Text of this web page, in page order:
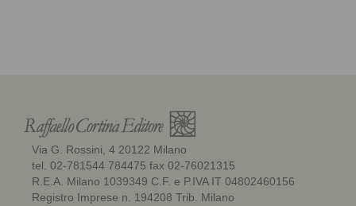
Via G. Rossini, 4 20122 Milano
tel. 02-781544 784475 fax 02-76021315
R.E.A. Milano 1039349 C.F. e P.IVA IT 04802460156
Registro Imprese n. 194208 Trib. Milano